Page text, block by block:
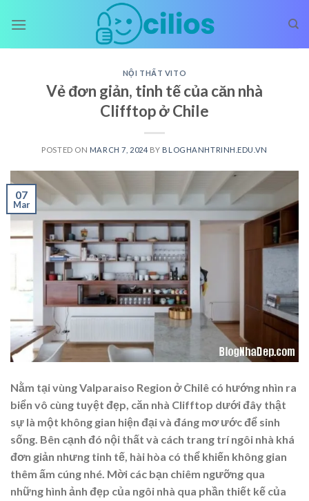
NỘI THẤT VITO
Vẻ đơn giản, tinh tế của căn nhà
Clifftop ở Chile
POSTED ON MARCH 7, 2024 BY BLOGHANHTRINH.EDU.VN
07
Mar
Nằm tại vùng Valparaiso Region ở Chilê có hướng nhìn ra
biển vô cùng tuyệt đẹp, căn nhà Clifftop dưới đây thật
sự là một không gian hiện đại và đáng mơ ước để sinh
sống. Bên cạnh đó nội thất và cách trang trí ngôi nhà khá
đơn giản nhưng tinh tế, hài hòa có thể khiến không gian
thêm ấm cúng nhé. Mời các bạn chiêm ngưỡng qua
những hình ảnh đẹp của ngôi nhà qua phần thiết kế của